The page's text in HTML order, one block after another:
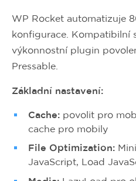
WP Rocket automatizuje
konfigurace. Kompatibilní
výkonnostní plugin
Pressable.
Základní nastavení:
Cache: povolit pro
cache pro mobily
File Optimization:
JavaScript, Load